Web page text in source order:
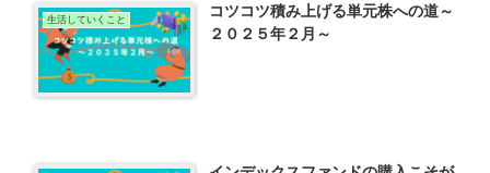
生活していくこと
コツコツ積み上げる単元株への道～
２０２５年２月～